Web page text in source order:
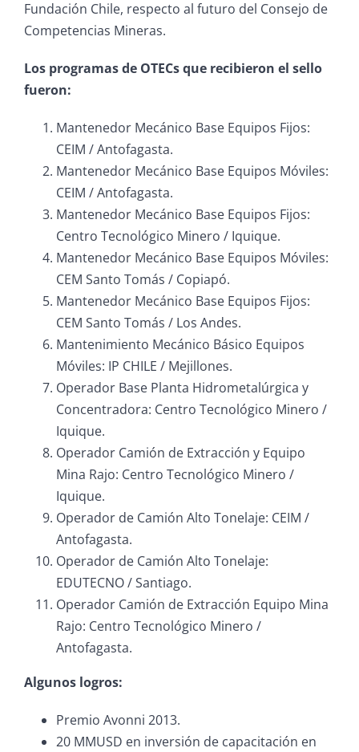
Fundación Chile, respecto al futuro del Consejo de
Competencias Mineras.
Los programas de OTECs que recibieron el sello
fueron:
Mantenedor Mecánico Base Equipos Fijos:
CEIM / Antofagasta.
Mantenedor Mecánico Base Equipos Móviles:
CEIM / Antofagasta.
Mantenedor Mecánico Base Equipos Fijos:
Centro Tecnológico Minero / Iquique.
Mantenedor Mecánico Base Equipos Móviles:
CEM Santo Tomás / Copiapó.
Mantenedor Mecánico Base Equipos Fijos:
CEM Santo Tomás / Los Andes.
Mantenimiento Mecánico Básico Equipos
Móviles: IP CHILE / Mejillones.
Operador Base Planta Hidrometalúrgica y
Concentradora: Centro Tecnológico Minero /
Iquique.
Operador Camión de Extracción y Equipo
Mina Rajo: Centro Tecnológico Minero /
Iquique.
Operador de Camión Alto Tonelaje: CEIM /
Antofagasta.
Operador de Camión Alto Tonelaje:
EDUTECNO / Santiago.
Operador Camión de Extracción Equipo Mina
Rajo: Centro Tecnológico Minero /
Antofagasta.
Algunos logros:
Premio Avonni 2013.
20 MMUSD en inversión de capacitación en